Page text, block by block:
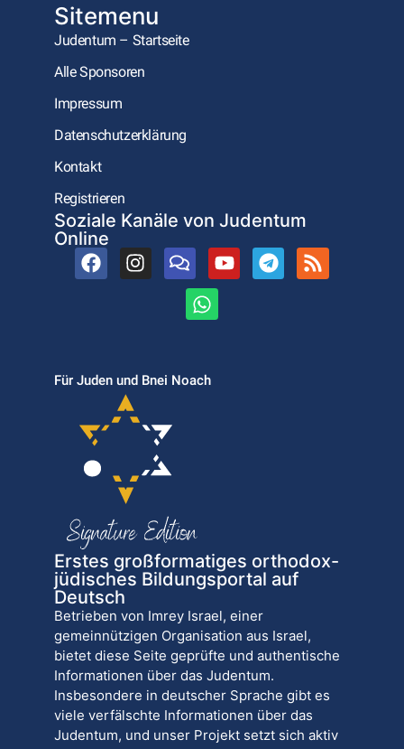
Sitemenu
Judentum – Startseite
Alle Sponsoren
Impressum
Datenschutzerklärung
Kontakt
Registrieren
Soziale Kanäle von Judentum
Online
Für Juden und Bnei Noach
Erstes großformatiges orthodox-
jüdisches Bildungsportal auf
Deutsch
Betrieben von Imrey Israel, einer
gemeinnützigen Organisation aus Israel,
bietet diese Seite geprüfte und authentische
Informationen über das Judentum.
Insbesondere in deutscher Sprache gibt es
viele verfälschte Informationen über das
Judentum, und unser Projekt setzt sich aktiv